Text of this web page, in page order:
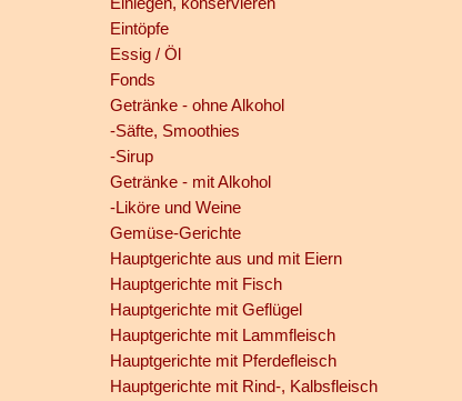
Eintöpfe
Essig / Öl
Fonds
Getränke - ohne Alkohol
-Säfte, Smoothies
-Sirup
Getränke - mit Alkohol
-Liköre und Weine
Gemüse-Gerichte
Hauptgerichte aus und mit Eiern
Hauptgerichte mit Fisch
Hauptgerichte mit Geflügel
Hauptgerichte mit Lammfleisch
Hauptgerichte mit Pferdefleisch
Hauptgerichte mit Rind-, Kalbsfleisch